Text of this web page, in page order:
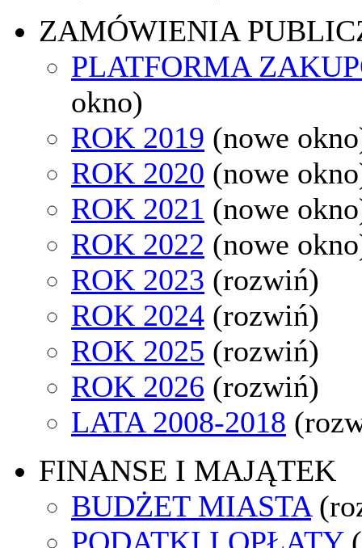
ZAMÓWIENIA
PLATFORMA
okno)
ROK 2019 (nowe
ROK 2020 (nowe
ROK 2021 (nowe
ROK 2022 (nowe
ROK 2023 (rozwiń)
ROK 2024 (rozwiń)
ROK 2025 (rozwiń)
ROK 2026 (rozwiń)
LATA 2008-2018
FINANSE I MAJĄTEK
BUDŻET MIASTA